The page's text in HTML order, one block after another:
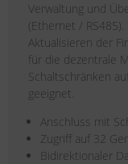
Verwaltung und
(Ethernet /
Aktualisieren der
für die dezentrale
Schaltschränken
geeignet.
Anschluss mit
Zugriff auf 32
Bidirektionaler